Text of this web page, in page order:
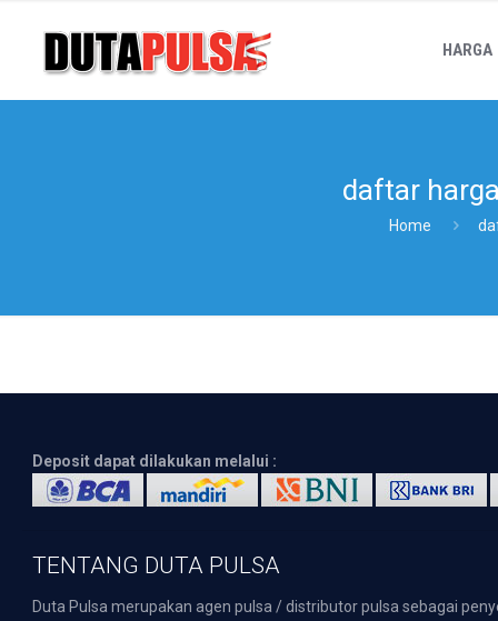
HARGA
daftar
Home
Deposit dapat dilakukan melalui :
TENTANG DUTA PULSA
Duta Pulsa merupakan agen pulsa / distributor pulsa sebagai